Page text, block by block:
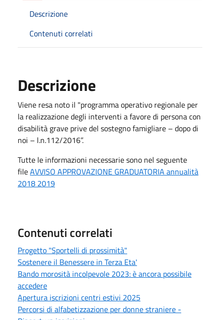
Descrizione
Contenuti correlati
Descrizione
Viene resa noto il "programma operativo regionale per
la realizzazione degli interventi a favore di persona con
disabilità grave prive del sostegno famigliare – dopo di
noi – l.n.112/2016”.
Tutte le informazioni necessarie sono nel seguente
fileAVVISO APPROVAZIONE GRADUATORIA annualità
2018 2019
Contenuti correlati
Progetto "Sportelli di prossimità"
Sostenere il Benessere in Terza Eta'
Bando morosità incolpevole 2023: è ancora possibile
accedere
Apertura iscrizioni centri estivi 2025
Percorsi di alfabetizzazione per donne straniere -